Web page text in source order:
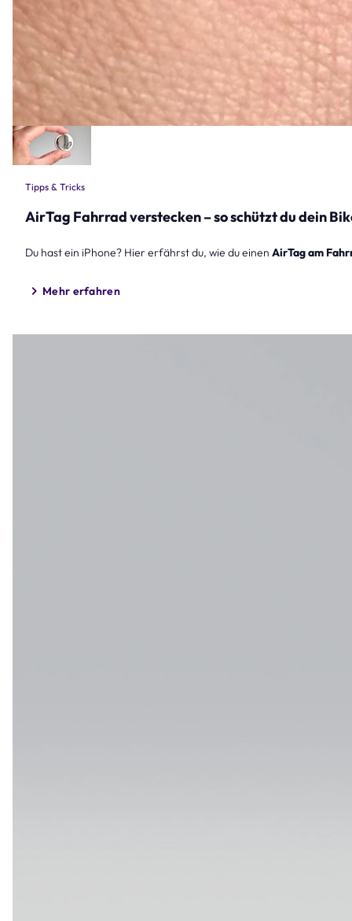
Tipps & Tricks
AirTag Fahrrad verstecken – so schützt du dein
Du hast ein iPhone? Hier erfährst du, wie du einen AirTag am
Mehr erfahren